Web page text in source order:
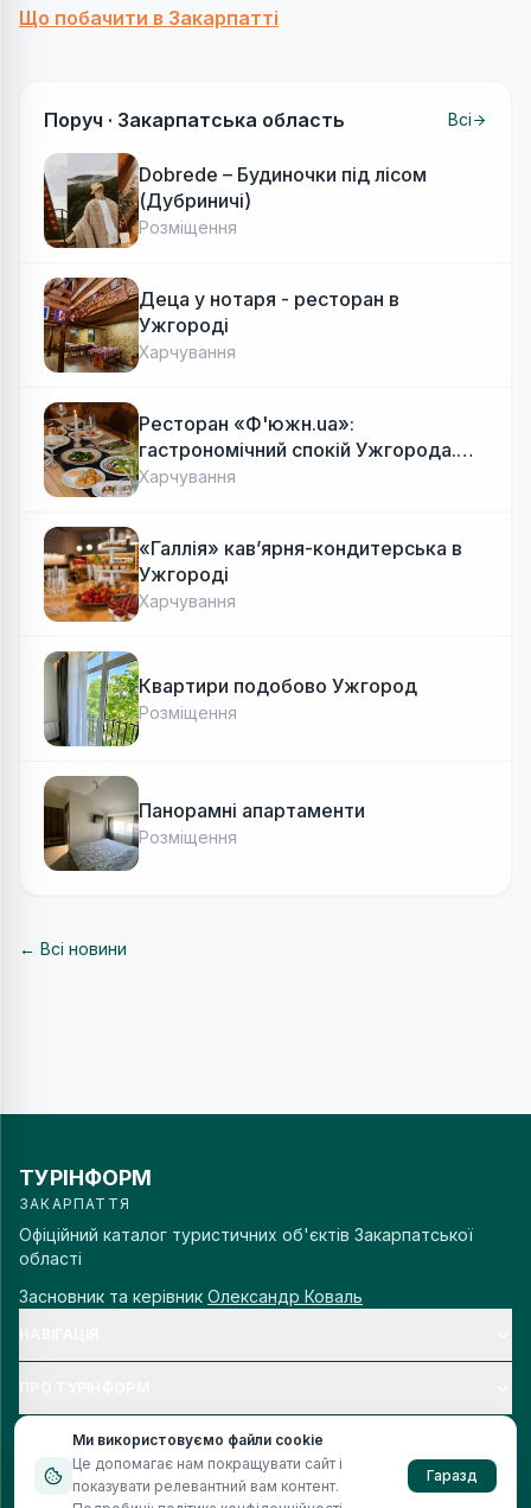
Що побачити в Закарпатті
Поруч · Закарпатська область Всі
Dobrede – Будиночки під лісом
(Дубриничі)
Розміщення
Деца у нотаря - ресторан в
Ужгороді
Харчування
Ресторан «Ф'южн.ua»:
гастрономічний спокій Ужгорода.
Авторська локальна кухня, затишок
Харчування
«Галлія» кав’ярня-кондитерська в
Ужгороді
Харчування
Квартири подобово Ужгород
Розміщення
Панорамні апартаменти
Розміщення
← Всі новини
ТУРІНФОРМ
ЗАКАРПАТТЯ
Офіційний каталог туристичних об'єктів Закарпатської
області
Засновник та керівник Олександр Коваль
© 2006–2026 Турінформ Закарпаття. Всі права захищено.
Ми використовуємо файли cookie
Це допомагає нам покращувати сайт і
показувати релевантний вам контент.
Гаразд